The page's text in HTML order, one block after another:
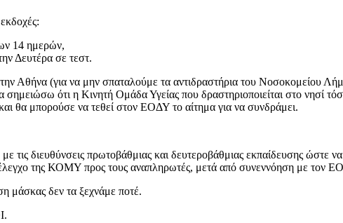
14 ημερών,
Δευτέρα σε τεστ.
Αθήνα (για να μην σπαταλούμε τα αντιδραστήρια του Νοσοκομείου
ότι η Κινητή Ομάδα Υγείας που δραστηριοποιείται στο νησί
θα μπορούσε να τεθεί στον ΕΟΔΥ το αίτημα για να συνδράμει.
τις διευθύνσεις πρωτοβάθμιας και δευτεροβάθμιας εκπαίδευσης ώστε
έλεγχο της ΚΟΜΥ προς τους αναπληρωτές, μετά από συνεννόηση με τον
μάσκας δεν τα ξεχνάμε ποτέ.